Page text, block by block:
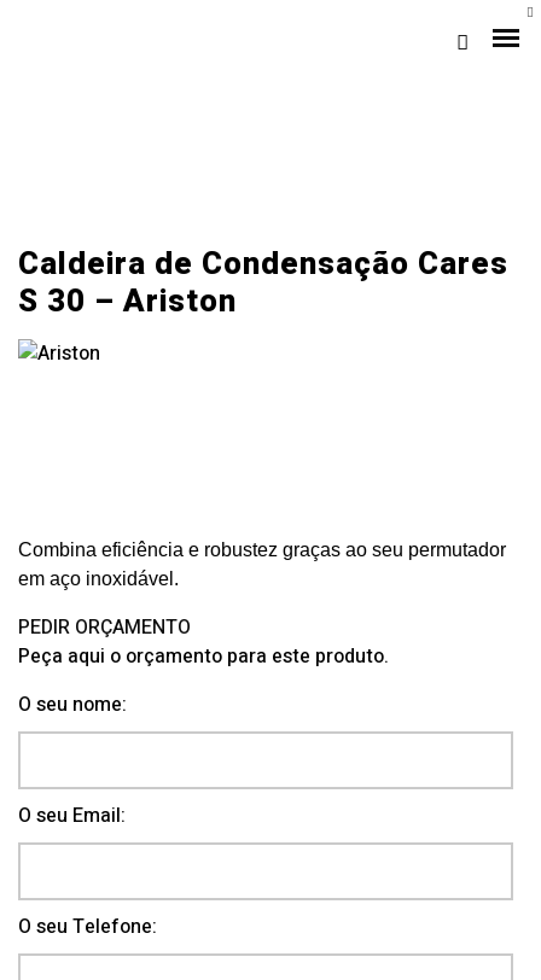
Loja Braga (Sede)
Caldeira de Condensação Cares
S 30 – Ariston
Combina eficiência e robustez graças ao seu permutador
em aço inoxidável.
PEDIR ORÇAMENTO
Peça aqui o orçamento para este produto.
O seu nome:
O seu Email:
O seu Telefone: